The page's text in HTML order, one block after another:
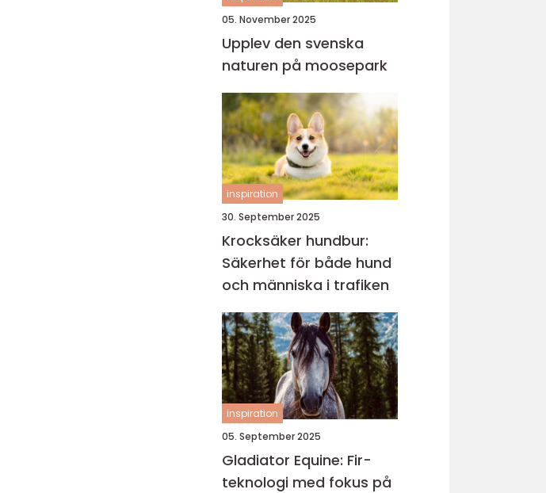
05. November 2025
Upplev den svenska
naturen på moosepark
inspiration
30. September 2025
Krocksäker hundbur:
Säkerhet för både hund
och människa i trafiken
inspiration
05. September 2025
Gladiator Equine: Fir-
teknologi med fokus på